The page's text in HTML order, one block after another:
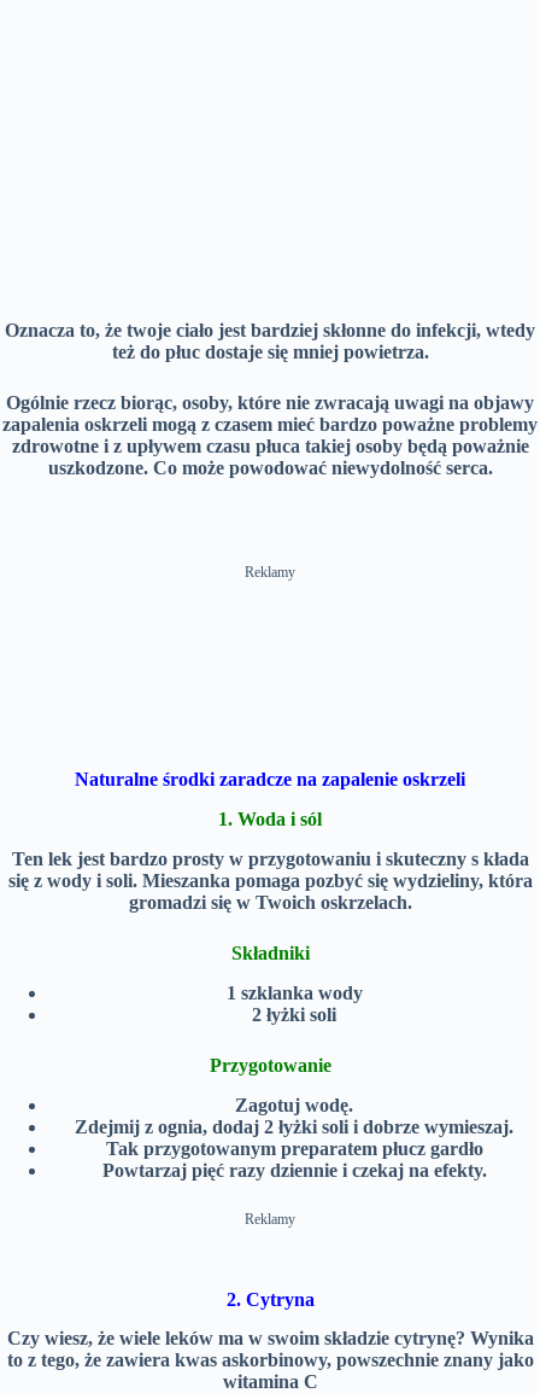
Oznacza to, że twoje ciało jest bardziej skłonne do infekcji, wtedy
też do płuc dostaje się mniej powietrza.
Ogólnie rzecz biorąc, osoby, które nie zwracają uwagi na objawy
zapalenia oskrzeli mogą z czasem mieć bardzo poważne problemy
zdrowotne iz upływem czasu płuca takiej osoby będą poważnie
uszkodzone. Co może powodować niewydolność serca.
Reklamy
Naturalne środki zaradcze na zapalenie oskrzeli
1. Woda i sól
Ten lek jest bardzo prosty w przygotowaniu i skuteczny s kłada
się z wody i soli. Mieszanka pomaga pozbyć się wydzieliny, która
gromadzi się w Twoich oskrzelach.
Składniki
1 szklanka wody
2 łyżki soli
Przygotowanie
Zagotuj wodę.
Zdejmij z ognia, dodaj 2 łyżki soli i dobrze wymieszaj.
Tak przygotowanym preparatem płucz gardło
Powtarzaj pięć razy dziennie i czekaj na efekty.
Reklamy
2. Cytryna
Czy wiesz, że wiele leków ma w swoim składzie cytrynę? Wynika
to z tego, że zawiera kwas askorbinowy, powszechnie znany jako
witamina C